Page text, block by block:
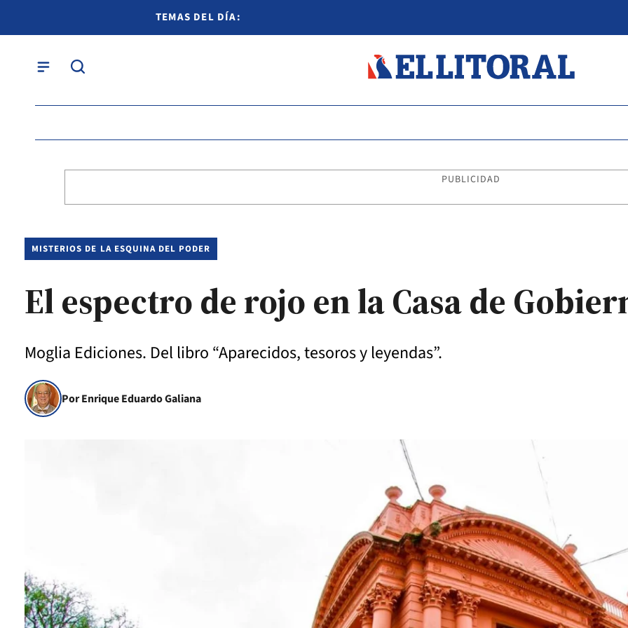
TEMAS DEL DÍA:
PUBLICIDAD
MISTERIOS DE LA ESQUINA DEL PODER
El espectro de rojo en la Casa de
Moglia Ediciones. Del libro “Aparecidos, tesoros y leyendas”.
Por Enrique Eduardo Galiana